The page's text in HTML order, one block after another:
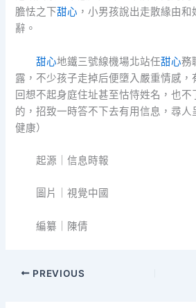
膽怯之下甜心 ，小男孩說出走散緣由
辭。
甜心地鐵三號線機場北站任甜心務
露，不少孩子走掉后便墮入嚴重情感，
回想不起身庭住址甚至怙恃姓名，也不
的，招致一時答不下去有用信息，尋人
健康）
起源｜信息時報
圖片｜視覺中國
編纂｜陳倩
PREVIOUS